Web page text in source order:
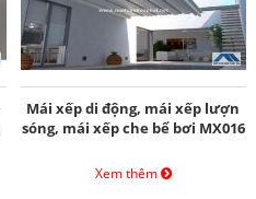
Mái xếp di động, mái xếp lượn
sóng, mái xếp che bể bơi MX016
Xem thêm